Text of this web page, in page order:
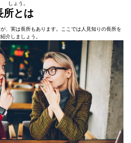
しょう。
所とは
、実は長所もあります。ここでは人見知りの長所を
紹介しましょう。